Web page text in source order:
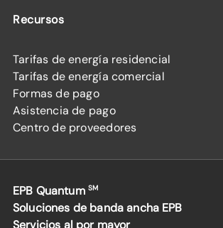
Recursos
Tarifas de energía residencial
Tarifas de energía comercial
Formas de pago
Asistencia de pago
Centro de proveedores
EPB Quantum SM
Soluciones de banda ancha EPB
Servicios al por mayor